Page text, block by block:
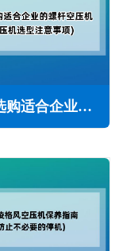
如何选购适合企业的螺杆空压机(空压机选型注意事项)